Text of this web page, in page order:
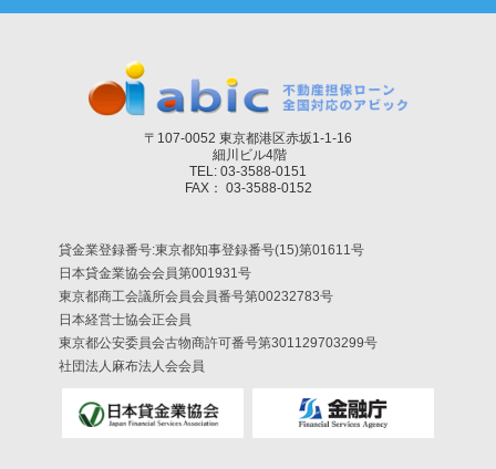
〒107-0052 東京都港区赤坂1-1-16
細川ビル4階
TEL: 03-3588-0151
FAX： 03-3588-0152
貸金業登録番号:東京都知事登録番号(15)第01611号
日本貸金業協会会員第001931号
東京都商工会議所会員会員番号第00232783号
日本経営士協会正会員
東京都公安委員会古物商許可番号第301129703299号
社団法人麻布法人会会員